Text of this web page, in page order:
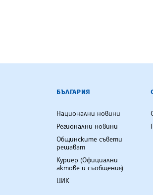
БЪЛГАРСКА
БЪЛГАРИЯ
Национални новини
Регионални новини
Общинските съвети
решават
Куриер (Официални
актове и съобщения)
ЦИК